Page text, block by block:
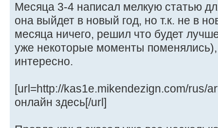
Месяца 3-4 написал мелкую статью
она выйдет в новый год, но т.к. не в
месяца ничего, решил что будет
уже некоторые моменты
интересно.
[url=http://kas1e.mikendezign.com/rus/
онлайн здесь[/url]